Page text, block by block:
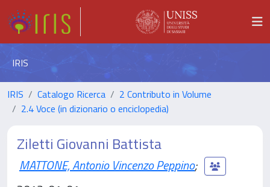
IRIS
IRIS Catalogo Ricerca
2 Contributo in Volume
2.4 Voce (in dizionario o enciclopedia)
Ziletti Giovanni Battista
MATTONE, Antonio Vincenzo Peppino;